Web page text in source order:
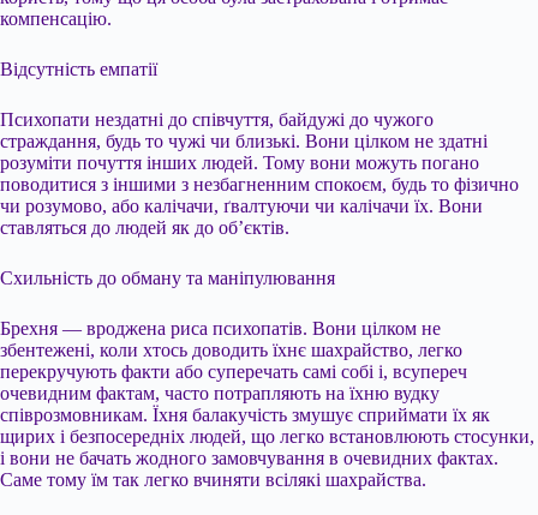
компенсацію.
Відсутність емпатії
Психопати нездатні до співчуття, байдужі до чужого
страждання, будь то чужі чи близькі. Вони цілком не здатні
розуміти почуття інших людей. Тому вони можуть погано
поводитися з іншими з незбагненним спокоєм, будь то фізично
чи розумово, або калічачи, ґвалтуючи чи калічачи їх. Вони
ставляться до людей як до об’єктів.
Схильність до обману та маніпулювання
Брехня — вроджена риса психопатів. Вони цілком не
збентежені, коли хтось доводить їхнє шахрайство, легко
перекручують факти або суперечать самі собі і, всупереч
очевидним фактам, часто потрапляють на їхню вудку
співрозмовникам. Їхня балакучість змушує сприймати їх як
щирих і безпосередніх людей, що легко встановлюють стосунки,
і вони не бачать жодного замовчування в очевидних фактах.
Саме тому їм так легко вчиняти всілякі шахрайства.